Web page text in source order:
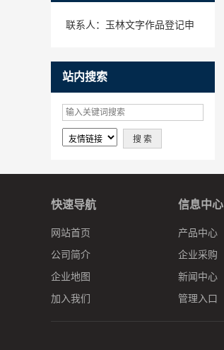
联系人：玉林文字作品登记申
站内搜索
快速导航
网站首页
公司简介
企业地图
加入我们
信息中心
产品中心
企业采购
新闻中心
管理入口